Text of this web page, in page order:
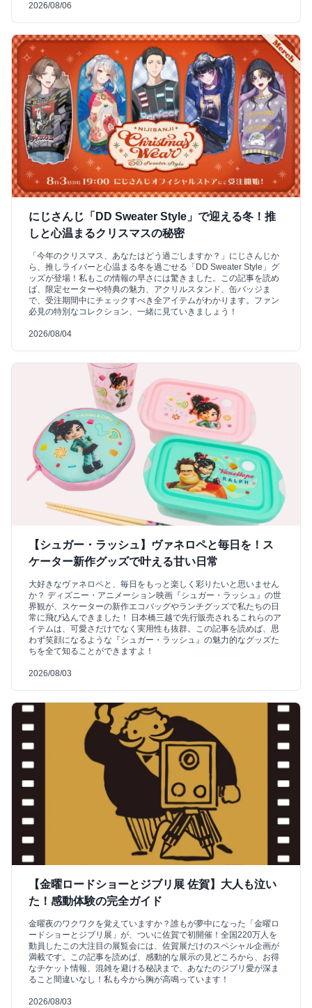
2026/08/06
にじさんじ「DD Sweater Style」で迎える冬！推
しと心温まるクリスマスの秘密
「今年のクリスマス、あなたはどう過ごしますか？」にじさんじか
ら、推しライバーと心温まる冬を過ごせる「DD Sweater Style」グ
ッズが登場！私もこの情報の早さには驚きました。この記事を読め
ば、限定セーターや特典の魅力、アクリルスタンド、缶バッジま
で、受注期間中にチェックすべき全アイテムがわかります。ファン
必見の特別なコレクション、一緒に見ていきましょう！
2026/08/04
【シュガー・ラッシュ】ヴァネロペと毎日を！ス
ケーター新作グッズで叶える甘い日常
大好きなヴァネロペと、毎日をもっと楽しく彩りたいと思いません
か？ ディズニー・アニメーション映画『シュガー・ラッシュ』の世
界観が、スケーターの新作エコバッグやランチグッズで私たちの日
常に飛び込んできました！ 日本橋三越で先行販売されるこれらのア
イテムは、可愛さだけでなく実用性も抜群。この記事を読めば、思
わず笑顔になるような『シュガー・ラッシュ』の魅力的なグッズた
ちを全て知ることができますよ！
2026/08/03
【金曜ロードショーとジブリ展 佐賀】大人も泣い
た！感動体験の完全ガイド
金曜夜のワクワクを覚えていますか？誰もが夢中になった「金曜ロ
ードショーとジブリ展」が、ついに佐賀で初開催！全国220万人を
動員したこの大注目の展覧会には、佐賀展だけのスペシャル企画が
満載です。この記事を読めば、感動的な展示の見どころから、お得
なチケット情報、混雑を避ける秘訣まで、あなたのジブリ愛が深ま
ること間違いなし！私も今から胸が高鳴っています！
2026/08/03